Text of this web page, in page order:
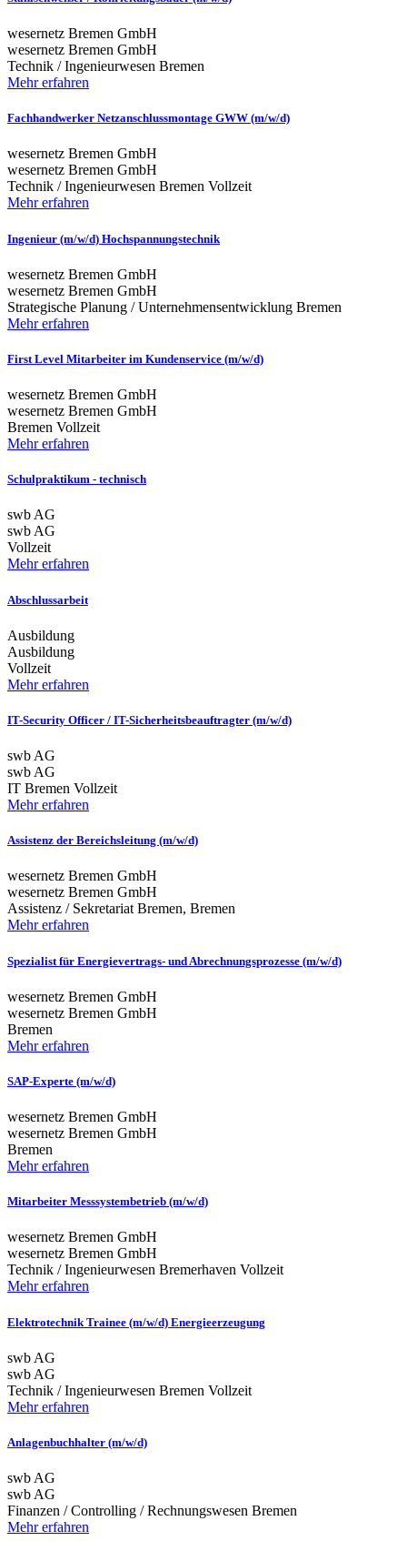
wesernetz Bremen GmbH
wesernetz Bremen GmbH
Technik / Ingenieurwesen Bremen
Mehr erfahren
Fachhandwerker Netzanschlussmontage GWW (m/w/d)
wesernetz Bremen GmbH
wesernetz Bremen GmbH
Technik / Ingenieurwesen Bremen Vollzeit
Mehr erfahren
Ingenieur (m/w/d) Hochspannungstechnik
wesernetz Bremen GmbH
wesernetz Bremen GmbH
Strategische Planung / Unternehmensentwicklung Bremen
Mehr erfahren
First Level Mitarbeiter im Kundenservice (m/w/d)
wesernetz Bremen GmbH
wesernetz Bremen GmbH
Bremen Vollzeit
Mehr erfahren
Schulpraktikum - technisch
swb AG
swb AG
Vollzeit
Mehr erfahren
Abschlussarbeit
Ausbildung
Ausbildung
Vollzeit
Mehr erfahren
IT-Security Officer / IT-Sicherheitsbeauftragter (m/w/d)
swb AG
swb AG
IT Bremen Vollzeit
Mehr erfahren
Assistenz der Bereichsleitung (m/w/d)
wesernetz Bremen GmbH
wesernetz Bremen GmbH
Assistenz / Sekretariat Bremen, Bremen
Mehr erfahren
Spezialist für Energievertrags- und Abrechnungsprozesse (m/w/d)
wesernetz Bremen GmbH
wesernetz Bremen GmbH
Bremen
Mehr erfahren
SAP-Experte (m/w/d)
wesernetz Bremen GmbH
wesernetz Bremen GmbH
Bremen
Mehr erfahren
Mitarbeiter Messsystembetrieb (m/w/d)
wesernetz Bremen GmbH
wesernetz Bremen GmbH
Technik / Ingenieurwesen Bremerhaven Vollzeit
Mehr erfahren
Elektrotechnik Trainee (m/w/d) Energieerzeugung
swb AG
swb AG
Technik / Ingenieurwesen Bremen Vollzeit
Mehr erfahren
Anlagenbuchhalter (m/w/d)
swb AG
swb AG
Finanzen / Controlling / Rechnungswesen Bremen
Mehr erfahren